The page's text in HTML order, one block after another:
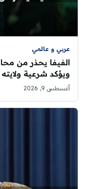
عربي و عالمي
الفيفا يحذر من
ويؤكد شرعية ولايته
أغسطس 9, 2026